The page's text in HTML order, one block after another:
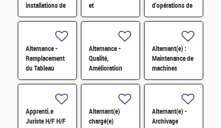
installations de
chauffage et de
et
développement
d'opérations de
maintenance sur
Nucléaire de
Base (INB) H/F
Alternance -
Remplacement
du Tableau
Général Basse
Bâtiment H/F
Alternance -
Qualité,
Amélioration
continue et
Alternant(e) :
Maintenance de
machines
automates -
d'amélioration
H/F
Apprenti.e
Juriste H/F H/F
Alternant(e)
chargé(e)
Alternant(e) -
Archivage